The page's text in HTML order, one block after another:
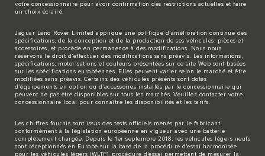
votre concessionnaire pour avoir confirmation des restrictions actuelles et faire
un choix éclairé.
Jaguar Land Rover Limited applique une politique d’amélioration continue des
spécifications, de la conception et de la production de ses véhicules, pièces et
accessoires, et procède en permanence à des modifications. Nous nous
réservons le droit d’effectuer des modifications sans préavis. Les informations,
spécifications, motorisations et couleurs présentées sur ce site Web sont basées
sur les spécifications européennes. Elles peuvent varier selon le marché et être
modifiées sans préavis. Certains des véhicules présents sont dotés
d’équipements en option ou d’accessoires installés par le concessionnaire qui
peuvent ne pas être disponibles sur tous les marchés. Veuillez contacter votre
concessionnaire local pour connaître les disponibilités et les tarifs.
Les chiffres fournis sont issus des tests officiels menés par le fabricant
conformément à la législation européenne en vigueur avec une batterie
complètement chargée. Depuis le 1er septembre 2018, les véhicules légers neufs
sont réceptionnés en Europe sur la base de la procédure d'essai harmonisée
pour les véhicules légers (WLTP), procédure d'essai permettant de mesurer la